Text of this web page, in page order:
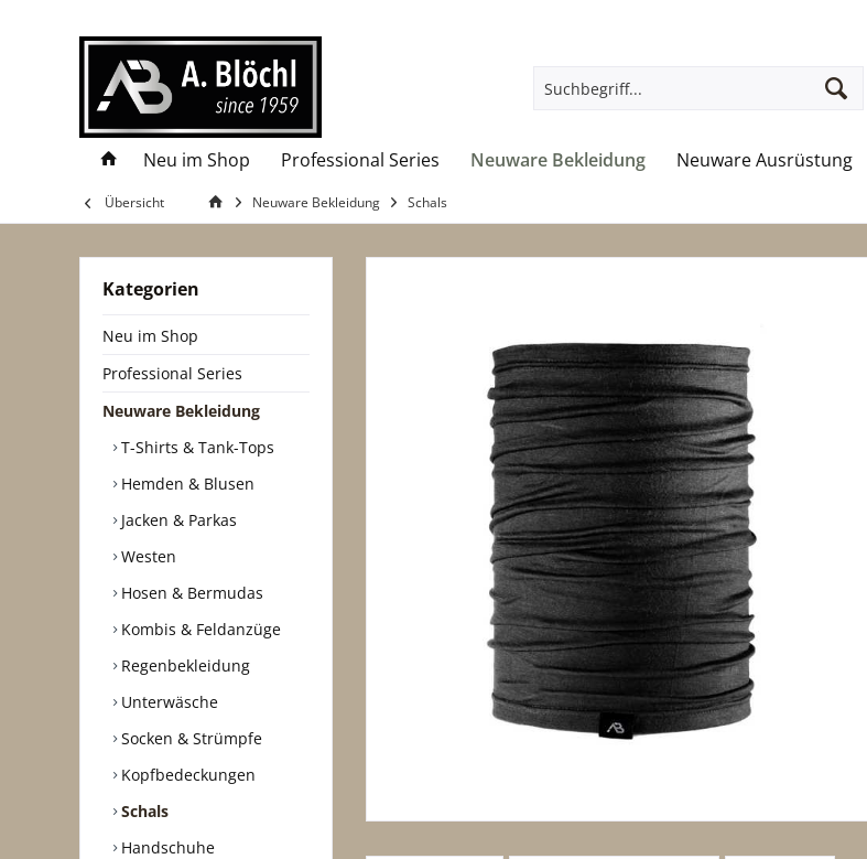
Neu im Shop Professional Series Neuware Bekleidung Neuware Ausrüstung
Übersicht Neuware Bekleidung Schals
Kategorien
Neu im Shop
Professional Series
Neuware Bekleidung
T-Shirts & Tank-Tops
Hemden & Blusen
Jacken & Parkas
Westen
Hosen & Bermudas
Kombis & Feldanzüge
Regenbekleidung
Unterwäsche
Socken & Strümpfe
Kopfbedeckungen
Schals
Handschuhe